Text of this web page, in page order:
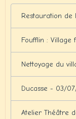
Restauration de
Foufflin : Village
Nettoyage du
Ducasse - 03/
Atelier Théâtre